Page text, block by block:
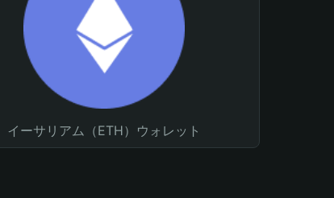
イーサリアム（ETH）ウォレット